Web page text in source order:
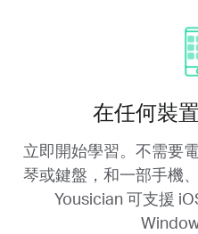
在任何裝
立即開始學習。不需要
琴或鍵盤，和一部手機
Yousician 可支援